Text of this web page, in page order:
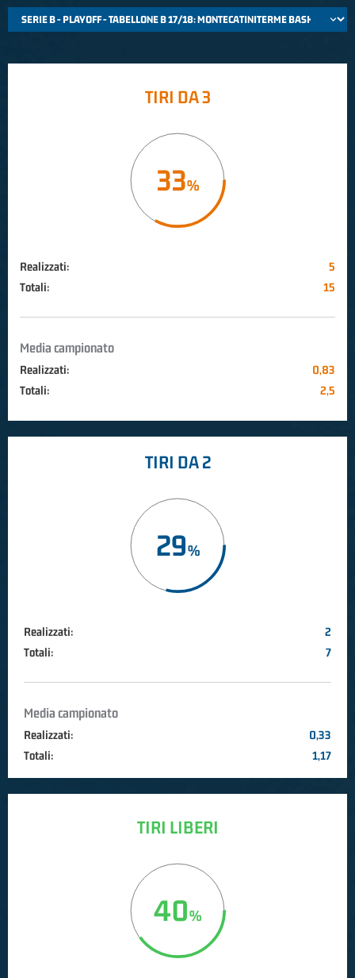
TIRI DA 3
33
Realizzati:
5
Totali:
15
Media campionato
Realizzati:
0,83
Totali:
2,5
TIRI DA 2
29
Realizzati:
2
Totali:
7
Media campionato
Realizzati:
0,33
Totali:
1,17
TIRI LIBERI
40